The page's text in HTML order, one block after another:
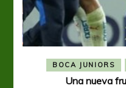
BOCA JUNIORS
Una nueva